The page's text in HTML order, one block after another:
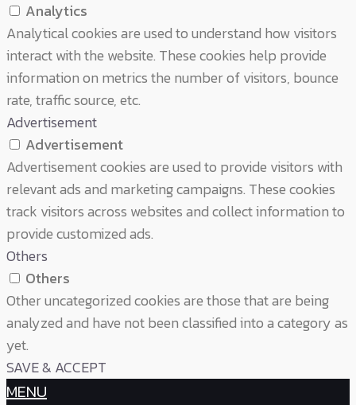
Analytics
Analytical cookies are used to understand how visitors
interact with the website. These cookies help provide
information on metrics the number of visitors, bounce
rate, traffic source, etc.
Advertisement
Advertisement
Advertisement cookies are used to provide visitors with
relevant ads and marketing campaigns. These cookies
track visitors across websites and collect information to
provide customized ads.
Others
Others
Other uncategorized cookies are those that are being
analyzed and have not been classified into a category as
yet.
SAVE & ACCEPT
MENU